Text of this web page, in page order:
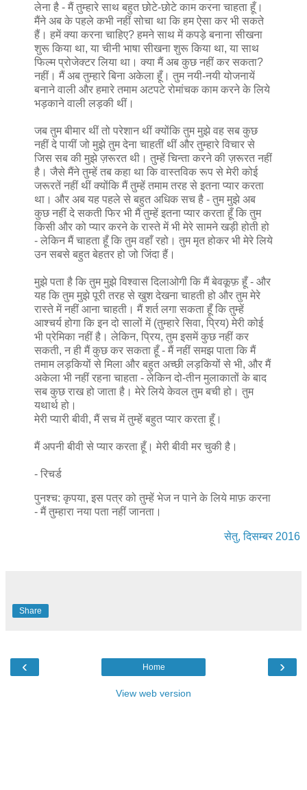
लेना है - मैं तुम्हारे साथ बहुत छोटे-छोटे काम करना चाहता हूँ।
मैंने अब के पहले कभी नहीं सोचा था कि हम ऐसा कर भी सकते
हैं। हमें क्या करना चाहिए? हमने साथ में कपड़े बनाना सीखना
शुरू किया था, या चीनी भाषा सीखना शुरू किया था, या साथ
फिल्म प्रोजेक्टर लिया था। क्या मैं अब कुछ नहीं कर सकता?
नहीं। मैं अब तुम्हारे बिना अकेला हूँ। तुम नयी-नयी योजनायें
बनाने वाली और हमारे तमाम अटपटे रोमांचक काम करने के लिये
भड़काने वाली लड़की थीं।
जब तुम बीमार थीं तो परेशान थीं क्योंकि तुम मुझे वह सब कुछ
नहीं दे पायीं जो मुझे तुम देना चाहतीं थीं और तुम्हारे विचार से
जिस सब की मुझे ज़रूरत थी। तुम्हें चिन्ता करने की ज़रूरत नहीं
है। जैसे मैंने तुम्हें तब कहा था कि वास्तविक रूप से मेरी कोई
जरूरतें नहीं थीं क्योंकि मैं तुम्हें तमाम तरह से इतना प्यार करता
था। और अब यह पहले से बहुत अधिक सच है - तुम मुझे अब
कुछ नहीं दे सकती फिर भी मैं तुम्हें इतना प्यार करता हूँ कि तुम
किसी और को प्यार करने के रास्ते में भी मेरे सामने खड़ी होती हो
- लेकिन मैं चाहता हूँ कि तुम वहाँ रहो। तुम मृत होकर भी मेरे लिये
उन सबसे बहुत बेहतर हो जो जिंदा हैं।
मुझे पता है कि तुम मुझे विश्वास दिलाओगी कि मैं बेवकूफ़ हूँ - और
यह कि तुम मुझे पूरी तरह से खुश देखना चाहती हो और तुम मेरे
रास्ते में नहीं आना चाहती। मैं शर्त लगा सकता हूँ कि तुम्हें
आश्चर्य होगा कि इन दो सालों में (तुम्हारे सिवा, प्रिय) मेरी कोई
भी प्रेमिका नहीं है। लेकिन, प्रिय, तुम इसमें कुछ नहीं कर
सकती, न ही मैं कुछ कर सकता हूँ - मैं नहीं समझ पाता कि मैं
तमाम लड़कियों से मिला और बहुत अच्छी लड़कियों से भी, और मैं
अकेला भी नहीं रहना चाहता - लेकिन दो-तीन मुलाकातों के बाद
सब कुछ राख हो जाता है। मेरे लिये केवल तुम बची हो। तुम
यथार्थ हो।
मेरी प्यारी बीवी, मैं सच में तुम्हें बहुत प्यार करता हूँ।
मैं अपनी बीवी से प्यार करता हूँ। मेरी बीवी मर चुकी है।
- रिचर्ड
पुनश्च: कृपया, इस पत्र को तुम्हें भेज न पाने के लिये माफ़ करना
- मैं तुम्हारा नया पता नहीं जानता।
सेतु, दिसम्बर 2016
Share
‹ ›
Home
View web version